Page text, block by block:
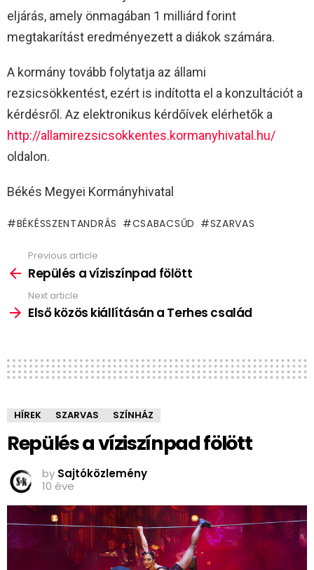
eljárás, amely önmagában 1 milliárd forint
megtakarítást eredményezett a diákok számára.
A kormány tovább folytatja az állami
rezsicsökkentést, ezért is indította el a konzultációt a
kérdésről. Az elektronikus kérdőívek elérhetők a
http://allamirezsicsokkentes.kormanyhivatal.hu/
oldalon.
Békés Megyei Kormányhivatal
BÉKÉSSZENTANDRÁS CSABACSŰD SZARVAS
more
Previous article
Repülés a víziszínpad fölött
Next article
Első közös kiállításán a Terhes család
HÍREK SZARVAS SZÍNHÁZ
Repülés a víziszínpad fölött
by Sajtóközlemény
10 éve